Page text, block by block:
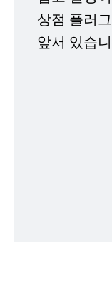
상점 플러
앞서 있습